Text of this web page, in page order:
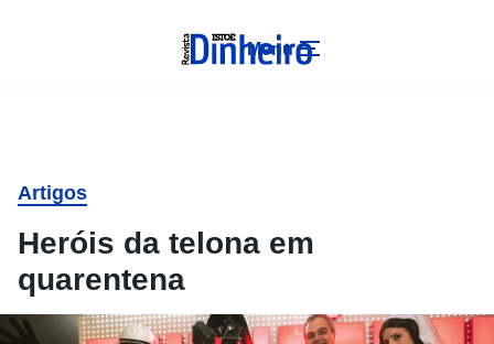
Menu
Artigos
Heróis da telona em
quarentena